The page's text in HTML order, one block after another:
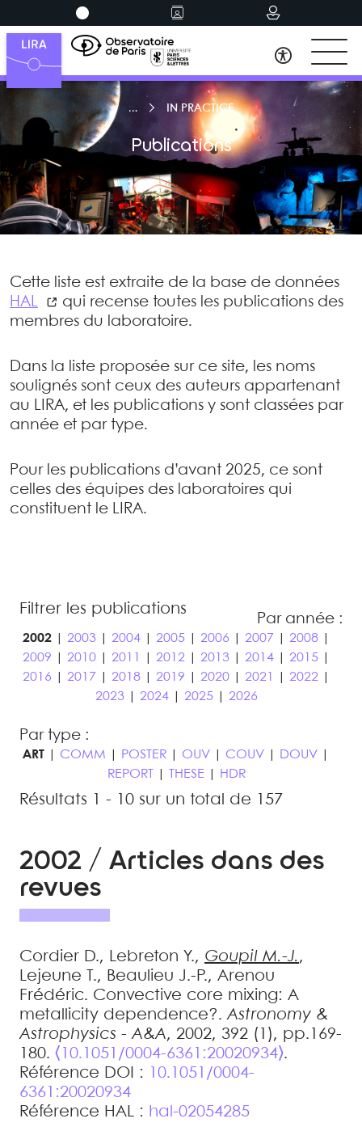
IN PRACTICE
Publications
Cette liste est extraite de la base de données
HAL
qui recense toutes les publications des
membres du laboratoire.
Dans la liste proposée sur ce site, les noms
soulignés sont ceux des auteurs appartenant
au LIRA, et les publications y sont classées par
année et par type.
Pour les publications d’avant 2025, ce sont
celles des équipes des laboratoires qui
constituent le LIRA.
Filtrer les publications
Par année :
2002| 2003| 2004| 2005| 2006 2007 2008|
2009
2010| 2011 2012| 2013| 2014| 2015|
2016
2017 2018| 2019 2020| 2021 2022|
2023| 2024| 2025| 2026
Par type :
ART COMM POSTER OUV COUV DOUV
REPORT
THESE HDR
Résultats 1 - 10 sur un total de 157
2002 / Articles dans des
revues
Cordier D., Lebreton Y., Goupil M.-J.,
Lejeune
T., Beaulieu J.-P., Arenou
Frédéric. Convective core mixing: A
metallicity dependence?.Astronomy &
Astrophysics - A&A, 2002, 392 (1), pp.169-
180. ⟨10.1051/0004-6361:20020934⟩.
Référence DOI :
10.1051/0004-
6361:20020934
Référence HAL : hal-02054285